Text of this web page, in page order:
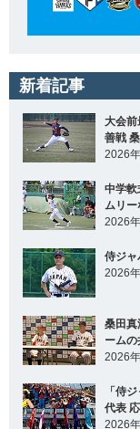
新着記事
大会前
善戦
2026
中学軟
ムリー
2026
侍ジャ
2026
桑田真
ーム
2026
「侍
代表
2026